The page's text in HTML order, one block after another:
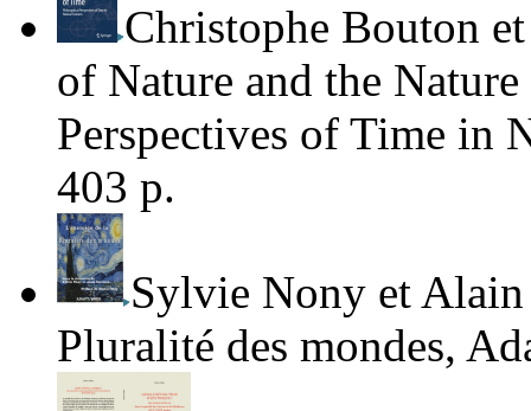
Christophe Bouton
of Nature and the
Perspectives of Time in
403 p.
Sylvie Nony et Alain
Pluralité des mondes,